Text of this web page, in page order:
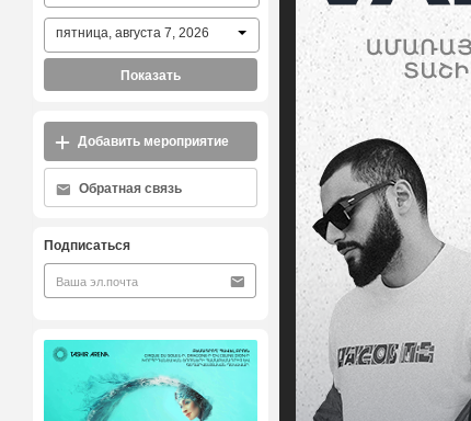
пятница, августа 7, 2026
Показать
Добавить мероприятие
Обратная связь
Подписаться